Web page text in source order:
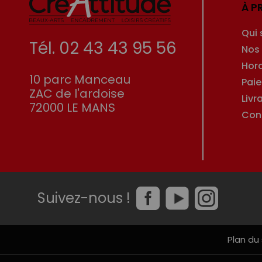
Tél. 02 43 43 95 56
10 parc Manceau
ZAC de l'ardoise
72000 LE MANS
À
Qui
Suivez-nous !
Plan